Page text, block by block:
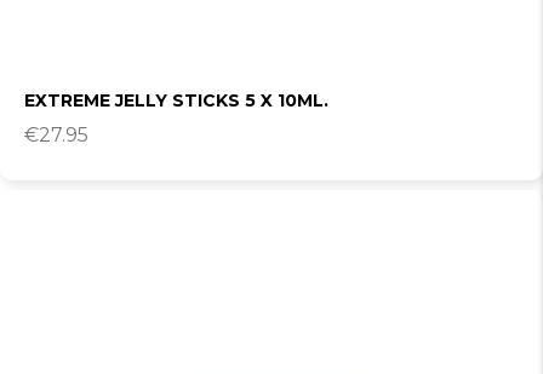
EXTREME JELLY STICKS 5 X 10ML.
€27.95